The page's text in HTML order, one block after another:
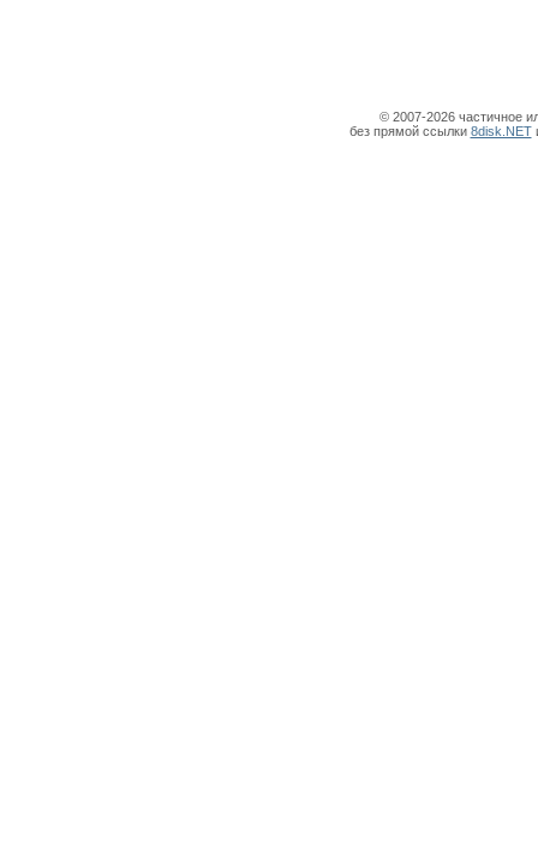
© 2007-2026 частичное
без прямой ссылки 8disk.NET